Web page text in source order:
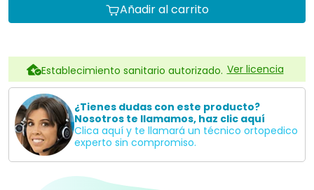
Añadir al carrito
Establecimiento sanitario autorizado. Ver licencia
¿Tienes dudas con este producto?
Nosotros te llamamos, haz clic aquí
Clica aquí y te llamará un técnico ortopedico
experto sin compromiso.